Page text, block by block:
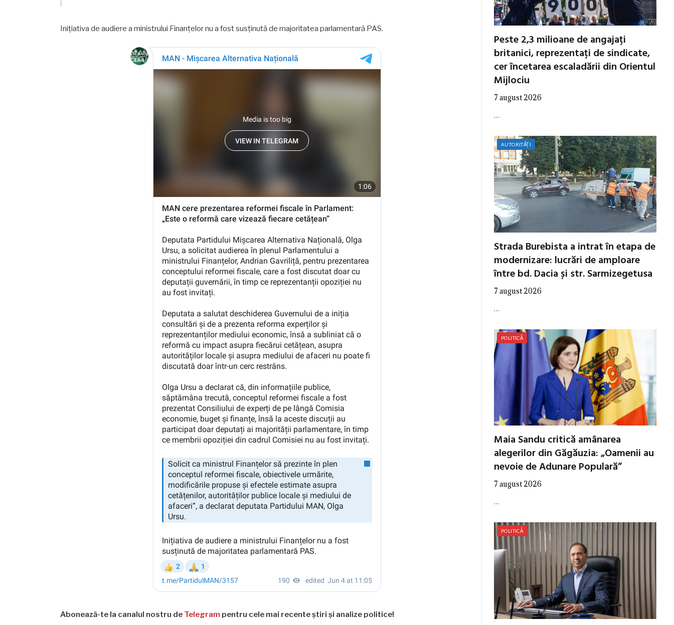
Inițiativa de audiere a ministrului Finanțelor nu a fost susținută de majoritatea parlamentară PAS.
Abonează-te la canalul nostru de Telegram pentru cele mai recente știri și analize politice!
Peste 2,3 milioane de angajați
britanici, reprezentați de sindicate,
cer încetarea escaladării din Orientul
Mijlociu
7 august 2026
…
AUTORITĂȚI
Strada Burebista a intrat în etapa de
modernizare: lucrări de amploare
între bd. Dacia și str. Sarmizegetusa
7 august 2026
…
POLITICĂ
Maia Sandu critică amânarea
alegerilor din Găgăuzia: „Oamenii au
nevoie de Adunare Populară”
7 august 2026
…
POLITICĂ